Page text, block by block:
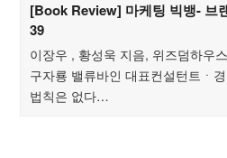
[Book Review] 마케팅 빅뱅- 브
39
이장우 , 황성욱 지음, 위즈덤하우
구자룡 밸류바인 대표컨설턴트ㆍ
법칙은 없다…